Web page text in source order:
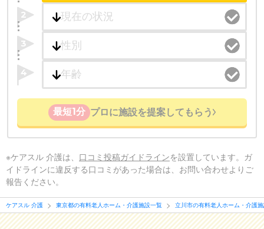
2
3
4
最短1分 プロに施設を提案してもらう
※ケアスル 介護は、 口コミ投稿ガイドラインを設置しています。ガ
イドラインに違反する口コミがあった場合は、お問い合わせよりご
報告ください。
ケアスル 介護 東京都の有料老人ホーム・介護施設一覧 立川市の有料老人ホーム・介護